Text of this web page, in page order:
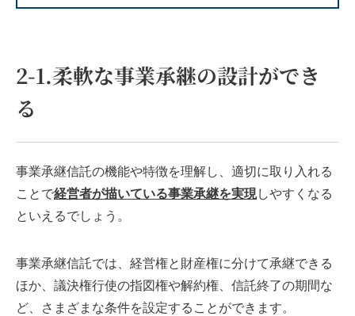
2-1.柔軟な事業承継の設計ができ
る
事業承継信託の機能や特徴を理解し、適切に取り入れる
ことで経営者が描いている事業承継を実現しやすくなる
といえるでしょう。
事業承継信託では、経営権と財産権に分けて承継できる
ほか、議決権行使の指図権や解約権、信託終了の期間な
ど、さまざまな条件を設定することができます。